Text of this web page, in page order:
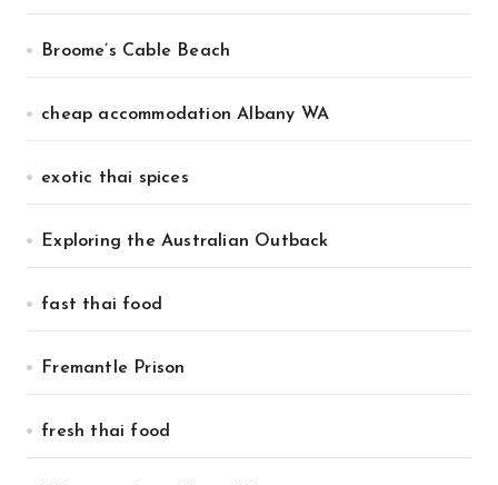
Broome’s Cable Beach
cheap accommodation Albany WA
exotic thai spices
Exploring the Australian Outback
fast thai food
Fremantle Prison
fresh thai food